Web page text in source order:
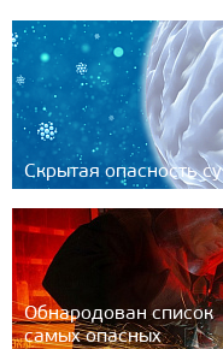
Скрытая опасность
Обнародован список
самых опасных